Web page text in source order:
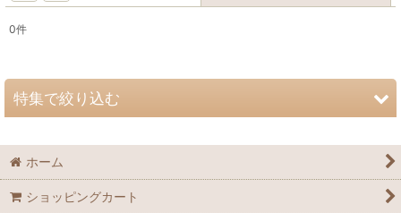
並び順 :
0件
特集で絞り込む
皿
ホーム
ショッピングカート